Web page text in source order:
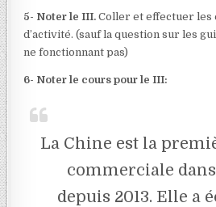
5- Noter le III. Coller et effectuer les
d’activité. (sauf la question sur les
ne fonctionnant pas)
6- Noter le cours pour le III:
La Chine est la
commerciale
depuis 2013. Elle a